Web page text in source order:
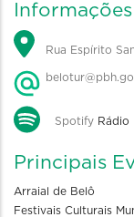
Rua Espírito
Spotify Rádio
Principais
Arraial de Belô
Festivais Culturais